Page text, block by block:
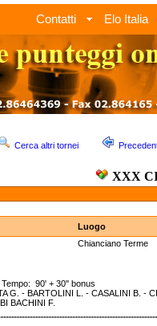
Contatti Elo Italia
Cerca altri tornei
XXX
Luogo
Chianciano Terme
90' + 30'' bonus
G. - BARTOLINI L. - CASALINI B. -
BACHINI F.